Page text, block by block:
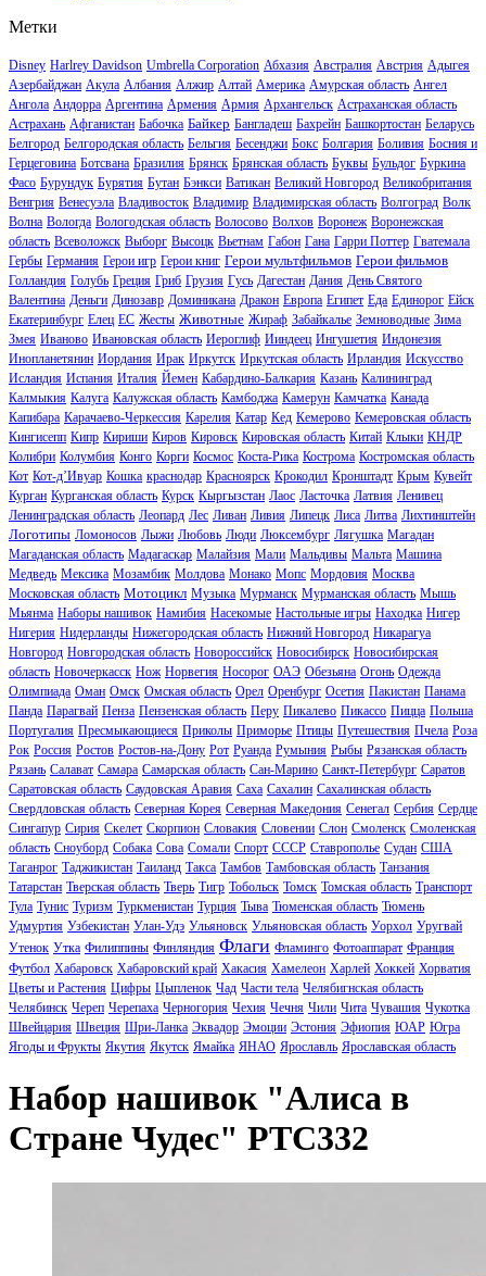
Метки
Disney Harlrey Davidson Umbrella Corporation Абхазия Австралия Австрия Адыгея
Азербайджан Акула Албания Алжир Алтай Америка Амурская область Ангел
Ангола Андорра Аргентина Армения Армия Архангельск Астраханская область
Астрахань Афганистан Бабочка Байкер Бангладеш Бахрейн Башкортостан Беларусь
Белгород Белгородская область Бельгия Бесенджи Бокс Болгария Боливия Босния и
Герцеговина Ботсвана Бразилия Брянск Брянская область Буквы Бульдог Буркина
Фасо Бурундук Бурятия Бутан Бэнкси Ватикан Великий Новгород Великобритания
Венгрия Венесуэла Владивосток Владимир Владимирская область Волгоград Волк
Волна Вологда Вологодская область Волосово Волхов Воронеж Воронежская
область Всеволожск Выборг Высоцк Вьетнам Габон Гана Гарри Поттер Гватемала
Гербы Германия Герои игр Герои книг Герои мультфильмов Герои фильмов
Голландия Голубь Греция Гриб Грузия Гусь Дагестан Дания День Святого
Валентина Деньги Динозавр Доминикана Дракон Европа Египет Еда Единорог Ейск
Екатеринбург Елец ЕС Жесты Животные Жираф Забайкалье Земноводные Зима
Змея Иваново Ивановская область Иероглиф Ииндеец Ингушетия Индонезия
Инопланетянин Иордания Ирак Иркутск Иркутская область Ирландия Искусство
Исландия Испания Италия Йемен Кабардино-Балкария Казань Калининград
Калмыкия Калуга Калужская область Камбоджа Камерун Камчатка Канада
Капибара Карачаево-Черкессия Карелия Катар Кед Кемерово Кемеровская область
Кингисепп Кипр Кириши Киров Кировск Кировская область Китай Клыки КНДР
Колибри Колумбия Конго Корги Космос Коста-Рика Кострома Костромская область
Кот Кот-д’Ивуар Кошка краснодар Красноярск Крокодил Кронштадт Крым Кувейт
Курган Курганская область Курск Кыргызстан Лаос Ласточка Латвия Ленивец
Ленинградская область Леопард Лес Ливан Ливия Липецк Лиса Литва Лихтинштейн
Логотипы Ломоносов Лыжи Любовь Люди Люксембург Лягушка Магадан
Магаданская область Мадагаскар Малайзия Мали Мальдивы Мальта Машина
Медведь Мексика Мозамбик Молдова Монако Мопс Мордовия Москва
Московская область Мотоцикл Музыка Мурманск Мурманская область Мышь
Мьянма Наборы нашивок Намибия Насекомые Настольные игры Находка Нигер
Нигерия Нидерланды Нижегородская область Нижний Новгород Никарагуа
Новгород Новгородская область Новороссийск Новосибирск Новосибирская
область Новочеркасск Нож Норвегия Носорог ОАЭ Обезьяна Огонь Одежда
Олимпиада Оман Омск Омская область Орел Оренбург Осетия Пакистан Панама
Панда Парагвай Пенза Пензенская область Перу Пикалево Пикассо Пицца Польша
Португалия Пресмыкающиеся Приколы Приморье Птицы Путешествия Пчела Роза
Рок Россия Ростов Ростов-на-Дону Рот Руанда Румыния Рыбы Рязанская область
Рязань Салават Самара Самарская область Сан-Марино Санкт-Петербург Саратов
Саратовская область Саудовская Аравия Саха Сахалин Сахалинская область
Свердловская область Северная Корея Северная Македония Сенегал Сербия Сердце
Сингапур Сирия Скелет Скорпион Словакия Словении Слон Смоленск Смоленская
область Сноуборд Собака Сова Сомали Спорт СССР Ставрополье Судан США
Таганрог Таджикистан Таиланд Такса Тамбов Тамбовская область Танзания
Татарстан Тверская область Тверь Тигр Тобольск Томск Томская область Транспорт
Тула Тунис Туризм Туркменистан Турция Тыва Тюменская область Тюмень
Удмуртия Узбекистан Улан-Удэ Ульяновск Ульяновская область Уорхол Уругвай
Утенок Утка Филиппины Финляндия Флаги Фламинго Фотоаппарат Франция
Футбол Хабаровск Хабаровский край Хакасия Хамелеон Харлей Хоккей Хорватия
Цветы и Растения Цифры Цыпленок Чад Части тела Челябигнская область
Челябинск Череп Черепаха Черногория Чехия Чечня Чили Чита Чувашия Чукотка
Швейцария Швеция Шри-Ланка Эквадор Эмоции Эстония Эфиопия ЮАР Югра
Ягоды и Фрукты Якутия Якутск Ямайка ЯНАО Ярославль Ярославская область
Набор нашивок "Алиса в
Стране Чудес" PTC332